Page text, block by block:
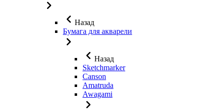
Назад
Бумага для акварели
Назад
Sketchmarker
Canson
Amatruda
Awagami